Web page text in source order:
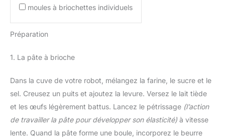
moules à briochettes individuels
Préparation
1. La pâte à brioche
Dans la cuve de votre robot, mélangez la farine, le sucre et le
sel. Creusez un puits et ajoutez la levure. Versez le lait tiède
et les œufs légèrement battus. Lancez le pétrissage (l’action
de travailler la pâte pour développer son élasticité) à vitesse
lente. Quand la pâte forme une boule, incorporez le beurre